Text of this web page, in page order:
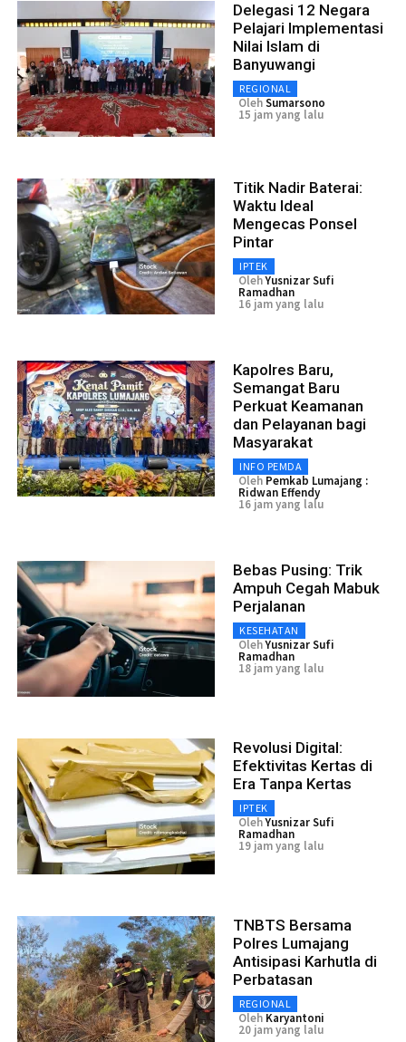
Delegasi 12 Negara
Pelajari Implementasi
Nilai Islam di
Banyuwangi
REGIONAL
OlehSumarsono
15 jam yang lalu
Titik Nadir Baterai:
Waktu Ideal
Mengecas Ponsel
Pintar
IPTEK
OlehYusnizar Sufi
Ramadhan
16 jam yang lalu
Kapolres Baru,
Semangat Baru
Perkuat Keamanan
dan Pelayanan bagi
Masyarakat
INFO PEMDA
Oleh Pemkab Lumajang :
Ridwan Effendy
16 jam yang lalu
Bebas Pusing: Trik
Ampuh Cegah Mabuk
Perjalanan
KESEHATAN
OlehYusnizar Sufi
Ramadhan
18 jam yang lalu
Revolusi Digital:
Efektivitas Kertas di
Era Tanpa Kertas
IPTEK
OlehYusnizar Sufi
Ramadhan
19 jam yang lalu
TNBTS Bersama
Polres Lumajang
Antisipasi Karhutla di
Perbatasan
REGIONAL
Oleh Karyantoni
20 jam yang lalu